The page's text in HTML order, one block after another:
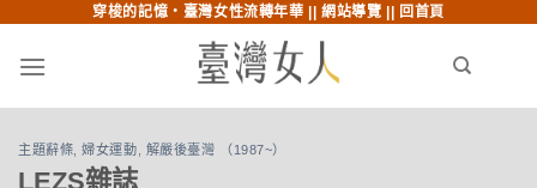
跳至內文
跳至索引列穿梭的記憶‧臺灣女性流轉年華 ||網站導覽 || 回首頁
主題辭條 ,婦女運動 解嚴後臺灣 （1987~）
LEZS雜誌